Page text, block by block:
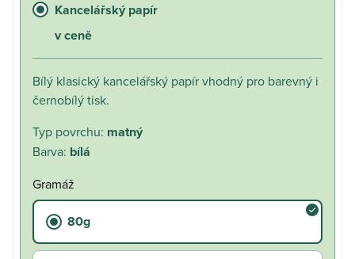
Kancelářský papír
v ceně
Bílý klasický kancelářský papír vhodný pro barevný i
černobílý tisk.
Typ povrchu: matný
Barva: bílá
Gramáž
80g